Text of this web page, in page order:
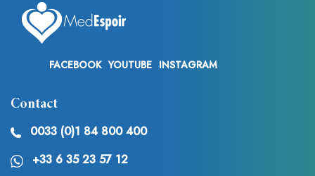
FACEBOOK YOUTUBE INSTAGRAM
Contact
0033 (0)1 84 800 400
+33 6 35 23 57 12